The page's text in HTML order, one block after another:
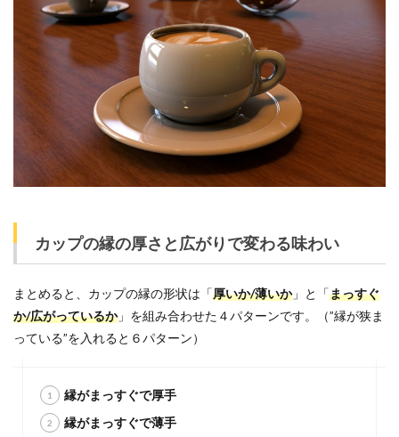
カップの縁の厚さと広がりで変わる味わい
まとめると、カップの縁の形状は「厚いか/薄いか」と「まっすぐ
か/広がっているか」を組み合わせた４パターンです。（”縁が狭ま
っている”を入れると６パターン）
縁がまっすぐで厚手
縁がまっすぐで薄手